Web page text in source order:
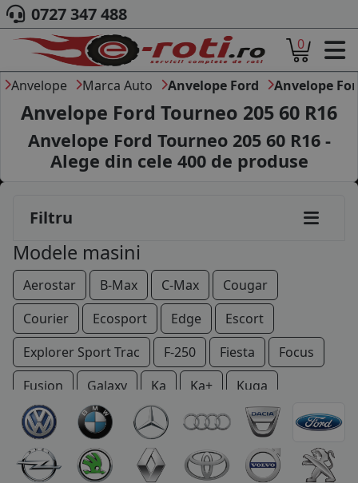
ACASA
DESPRE NOI
ANVELOPE
AUTO
CAMION
MOTO
MARCA AUTO
BLOG
B2B - COLABORARE COMPANII
CONT
CONTACT
COS (
0 PRODUSE)
0727 347 488
0
Anvelope Marca Auto Anvelope Ford Anvelope
Anvelope Ford Tourneo 205 60 R16
Anvelope Ford Tourneo 205 60 R16 -
Alege din cele 400de produse
Filtru
Modele masini
Aerostar B-Max C-Max
Cougar
Courier
Ecosport Edge
Escort
Explorer Sport Trac
F-250 Fiesta
Focus
Fusion
Galaxy Ka Ka+
Kuga
Maverick
Mondeo Mustang
Probe
Puma
Ranger Sierra
S-Max